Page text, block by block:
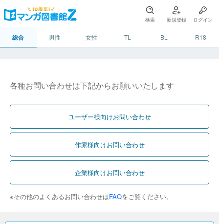
検索 新規登録 ログイン
総合 男性 女性 TL BL R18
各種お問い合わせは下記からお願いいたします
ユーザー様向けお問い合わせ
作家様向けお問い合わせ
企業様向けお問い合わせ
※その他のよくあるお問い合わせはFAQをご覧ください。